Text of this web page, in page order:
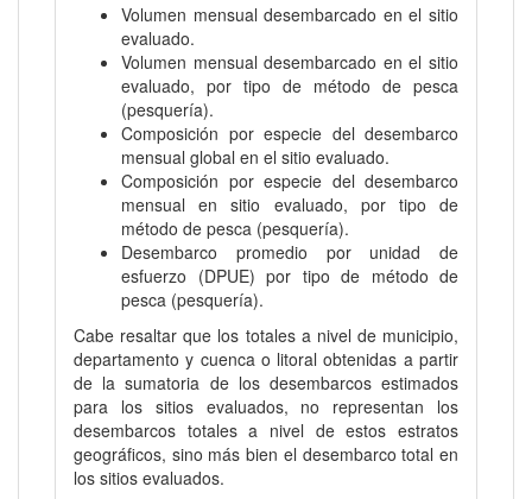
Volumen mensual desembarcado en el sitio
evaluado.
Volumen mensual desembarcado en el sitio
evaluado, por tipo de método de pesca
(pesquería).
Composición por especie del desembarco
mensual global en el sitio evaluado.
Composición por especie del desembarco
mensual en sitio evaluado, por tipo de
método de pesca (pesquería).
Desembarco promedio por unidad de
esfuerzo (DPUE) por tipo de método de
pesca (pesquería).
Cabe resaltar que los totales a nivel de municipio,
departamento y cuenca o litoral obtenidas a partir
de la sumatoria de los desembarcos estimados
para los sitios evaluados, no representan los
desembarcos totales a nivel de estos estratos
geográficos, sino más bien el desembarco total en
los sitios evaluados.